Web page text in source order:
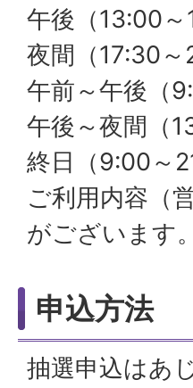
午後（13:00
夜間（17:30
午前～午後（
午後～夜間（
終日（9:00～
ご利用内容（
がございます。
申込方法
抽選申込はあ